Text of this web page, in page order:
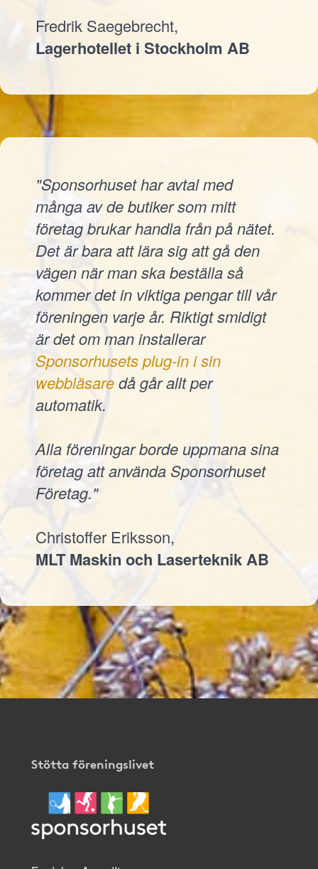
Fredrik Saegebrecht,
Lagerhotellet i Stockholm AB
"Sponsorhuset har avtal med
många av de butiker som mitt
företag brukar handla från på nätet.
Det är bara att lära sig att gå den
vägen när man ska beställa så
kommer det in viktiga pengar till vår
föreningen varje år. Riktigt smidigt
är det om man installerar
Sponsorhusets plug-in i sin
webbläsaredå går allt per
automatik.
Alla föreningar borde uppmana sina
företag att använda Sponsorhuset
Företag."
Christoffer Eriksson,
MLT Maskin och Laserteknik AB
Stötta föreningslivet